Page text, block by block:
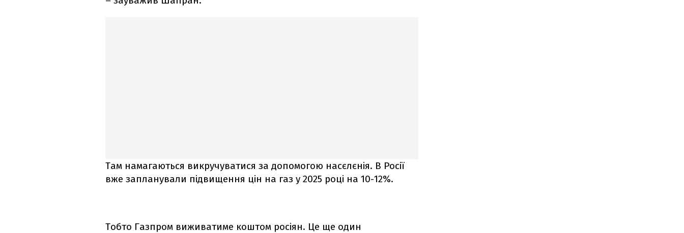
Там намагаються викручуватися за допомогою насєлєнія. В Росії
вже запланували підвищення цін на газ у 2025 році на 10-12%.
Тобто Газпром виживатиме коштом росіян. Це ще один